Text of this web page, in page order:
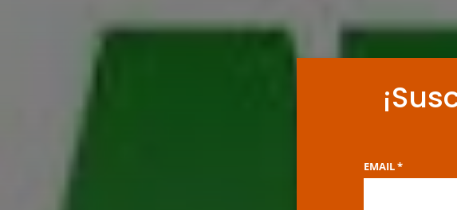
Foro General
Encuestas
EMAIL *